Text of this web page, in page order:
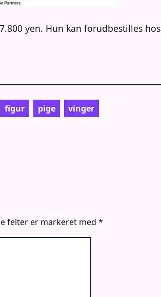
yen. Hun kan forudbestilles hos
figur pige vinger
felter er markeret med *